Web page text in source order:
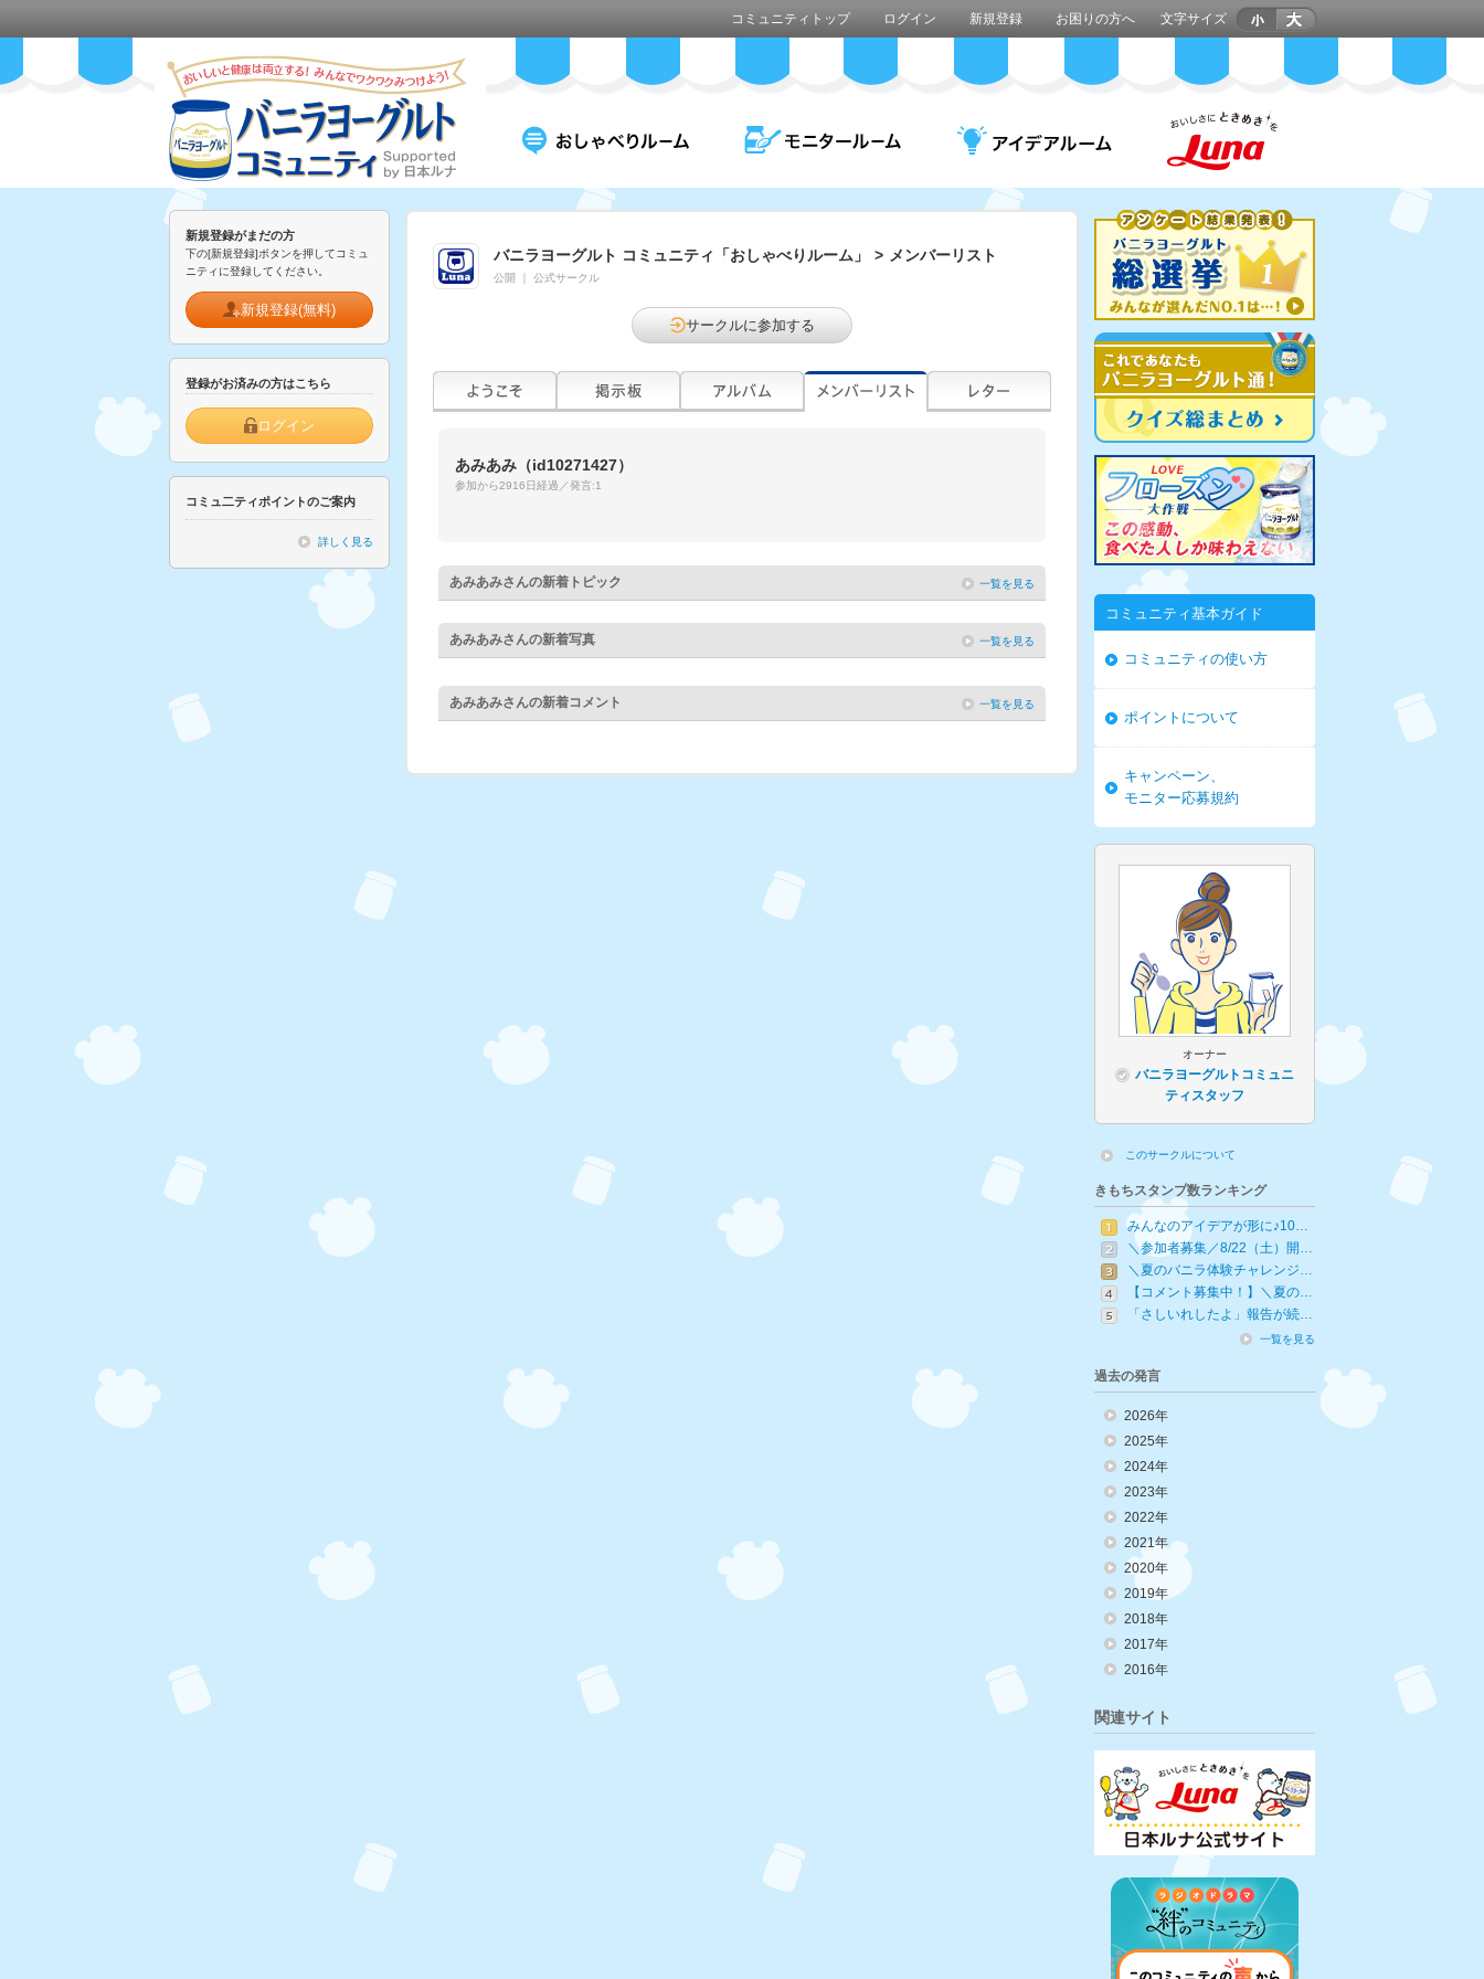
コミュニティトップ ログイン 新規登録 お困りの方へ 文字サイズ
新規登録がまだの方
下の[新規登録]ボタンを押してコミュ
ニティに登録してください。
新規登録(無料)
登録がお済みの方はこちら
ログイン
コミュ二ティポイントのご案内
詳しく見る
バニラヨーグルト コミュニティ「おしゃべりルーム」 > メンバーリスト
公開 公式サークル
サークルに参加する
あみあみ （id10271427）
参加から2916日経過／発言:1
あみあみさんの新着トピック 一覧を見る
あみあみさんの新着写真 一覧を見る
あみあみさんの新着コメント 一覧を見る
コミュニティ基本ガイド
コミュニティの使い方
ポイントについて
キャンペーン、
モニター応募規約
オーナー
バニラヨーグルトコミュニ
ティスタッフ
このサークルについて
きもちスタンプ数ランキング
みんなのアイデアが形に♪10…
＼参加者募集／8/22（土）開…
＼夏のバニラ体験チャレンジ…
【コメント募集中！】＼夏の…
「さしいれしたよ」報告が続…
一覧を見る
過去の発言
2026年
2025年
2024年
2023年
2022年
2021年
2020年
2019年
2018年
2017年
2016年
関連サイト